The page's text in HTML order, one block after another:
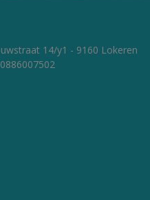
14/y1 - 9160 Lokeren